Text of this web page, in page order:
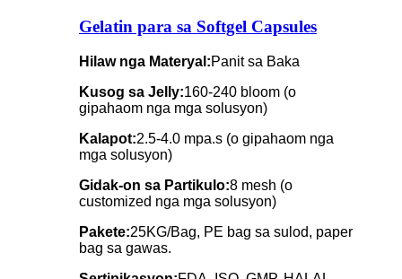
Gelatin para sa Softgel Capsules
Hilaw nga Materyal:Panit sa Baka
Kusog sa Jelly:160-240 bloom (o
gipahaom nga mga solusyon)
Kalapot:2.5-4.0 mpa.s (o gipahaom nga
mga solusyon)
Gidak-on sa Partikulo:8 mesh (o
customized nga mga solusyon)
Pakete:25KG/Bag, PE bag sa sulod, paper
bag sa gawas.